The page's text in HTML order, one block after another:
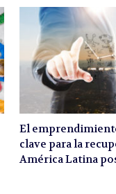
El
clave para la
América Latina